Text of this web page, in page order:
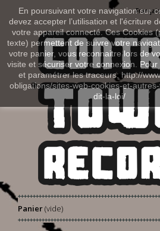
En poursuivant votre navigation sur
devez accepter l’utilisation et l'écriture
votre appareil connecté. Ces Cookies
texte) permettent de suivre votre
votre panier, vous reconnaitre lors de
visite et sécuriser votre connexion.
et paramétrer les traceurs: http://
obligations/sites-web-cookies-et-
dit-la-loi/
Français
Panier(vide)